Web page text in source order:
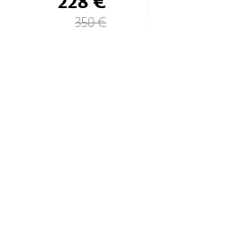
350 €